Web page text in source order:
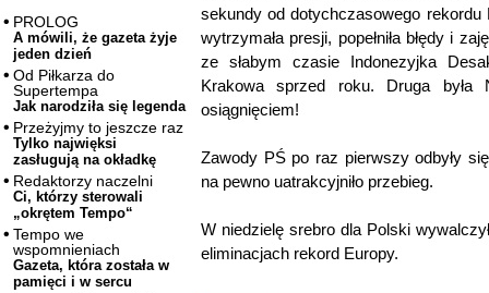
PROLOG
A mówili, że gazeta żyje
jeden dzień
Od Piłkarza do
Supertempa
Jak narodziła się legenda
Przeżyjmy to jeszcze raz
Tylko najwięksi
zasługują na okładkę
Redaktorzy naczelni
Ci, którzy sterowali
„okrętem Tempo“
Tempo we
wspomnieniach
Gazeta, która została w
pamięci i w sercu
sekundy od dotychczasowego rekordu
wytrzymała presji, popełniła błędy i
ze słabym czasie Indonezyjka
Krakowa sprzed roku. Druga
osiągnięciem!
Zawody PŚ po raz pierwszy odbyły
na pewno uatrakcyjniło przebieg.
W niedzielę srebro dla Polski
eliminacjach rekord Europy.